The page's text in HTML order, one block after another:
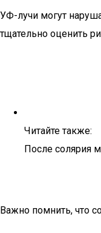
УФ-лучи могут
тщательно оценить
Читайте также:
После солярия
Важно помнить, что